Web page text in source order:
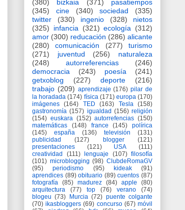
(380)
bizkaia (371)
pasatiempos
(345)
cine (340) sociedad
(335)
twitter
(330) ingenio (328)
nietos
(325)
infancia (321) ecología
(312)
amor (300) reducación (286) alicante
(280)
comunicación (277)
turismo
(271)
juventud (256)
naturaleza
(248)
autorreferencias
(246)
democracia
(243) poesía
(241)
getxoblog
(227) deporte
(216)
trabajo (209) aprendizaje (176) pilar de
la horadada (174) física (171) europa (170)
imágenes
(164) TED (163) Tesla
(158)
gastronomía (157) igualdad (156) religión
(154) euskara (152) autorrefencias (150)
matemáticas
(148) france (145)
polírica
(145)
españa (136) televisión
(131)
publicidad
(127) blogger
(121)
presentaciones
(121) USA
(111)
creatividad
(111) lenguaje (107) filosofía
(101) microblogging (98) ClubdeRomaGV
(95)
periodismo (95) kideak
(91)
aprendices (89) obituario (89) cuentos (87)
fotografía (85) madurez (84) apple
(80)
arquitectura
(77) top (76) verano
(74)
blogeu (73) Murcia (72) puente colgante
(70) ikasbloggers (69) concurso (67) móvil